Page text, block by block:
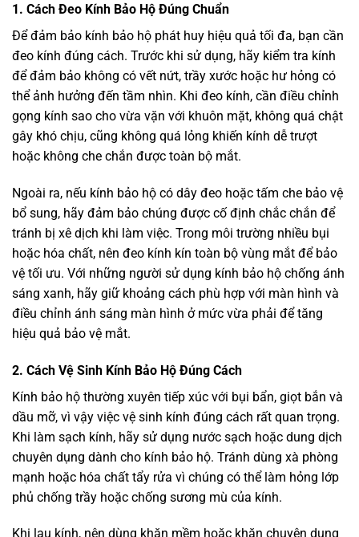
1. Cách Đeo Kính Bảo Hộ Đúng Chuẩn
Để đảm bảo kính bảo hộ phát huy hiệu quả tối đa, bạn cần
đeo kính đúng cách. Trước khi sử dụng, hãy kiểm tra kính
để đảm bảo không có vết nứt, trầy xước hoặc hư hỏng có
thể ảnh hưởng đến tầm nhìn. Khi đeo kính, cần điều chỉnh
gọng kính sao cho vừa vặn với khuôn mặt, không quá chật
gây khó chịu, cũng không quá lỏng khiến kính dễ trượt
hoặc không che chắn được toàn bộ mắt.
Ngoài ra, nếu kính bảo hộ có dây đeo hoặc tấm che bảo vệ
bổ sung, hãy đảm bảo chúng được cố định chắc chắn để
tránh bị xê dịch khi làm việc. Trong môi trường nhiều bụi
hoặc hóa chất, nên đeo kính kín toàn bộ vùng mắt để bảo
vệ tối ưu. Với những người sử dụng kính bảo hộ chống ánh
sáng xanh, hãy giữ khoảng cách phù hợp với màn hình và
điều chỉnh ánh sáng màn hình ở mức vừa phải để tăng
hiệu quả bảo vệ mắt.
2. Cách Vệ Sinh Kính Bảo Hộ Đúng Cách
Kính bảo hộ thường xuyên tiếp xúc với bụi bẩn, giọt bắn và
dầu mỡ, vì vậy việc vệ sinh kính đúng cách rất quan trọng.
Khi làm sạch kính, hãy sử dụng nước sạch hoặc dung dịch
chuyên dụng dành cho kính bảo hộ. Tránh dùng xà phòng
mạnh hoặc hóa chất tẩy rửa vì chúng có thể làm hỏng lớp
phủ chống trầy hoặc chống sương mù của kính.
Khi lau kính, nên dùng khăn mềm hoặc khăn chuyên dụng